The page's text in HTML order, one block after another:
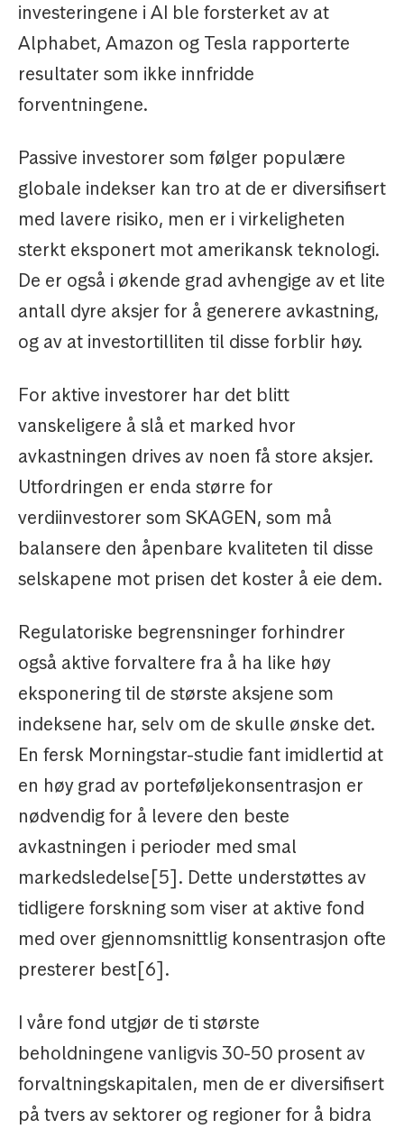
investeringene i AI ble forsterket av at
Alphabet, Amazon og Tesla rapporterte
resultater som ikke innfridde
forventningene.
Passive investorer som følger populære
globale indekser kan tro at de er diversifisert
med lavere risiko, men er i virkeligheten
sterkt eksponert mot amerikansk teknologi.
De er også i økende grad avhengige av et lite
antall dyre aksjer for å generere avkastning,
og av at investortilliten til disse forblir høy.
For aktive investorer har det blitt
vanskeligere å slå et marked hvor
avkastningen drives av noen få store aksjer.
Utfordringen er enda større for
verdiinvestorer som SKAGEN, som må
balansere den åpenbare kvaliteten til disse
selskapene mot prisen det koster å eie dem.
Regulatoriske begrensninger forhindrer
også aktive forvaltere fra å ha like høy
eksponering til de største aksjene som
indeksene har, selv om de skulle ønske det.
En fersk Morningstar-studie fant imidlertid at
en høy grad av porteføljekonsentrasjon er
nødvendig for å levere den beste
avkastningen i perioder med smal
markedsledelse[5]. Dette understøttes av
tidligere forskning som viser at aktive fond
med over gjennomsnittlig konsentrasjon ofte
presterer best[6].
I våre fond utgjør de ti største
beholdningene vanligvis 30-50 prosent av
forvaltningskapitalen, men de er diversifisert
på tvers av sektorer og regioner for å bidra